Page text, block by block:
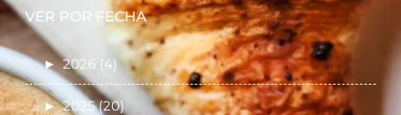
VER POR FECHA
► 2026 (4)
► 2025 (20)